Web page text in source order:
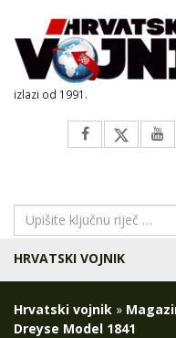
izlazi od 1991.
HRVATSKI VOJNIK
Hrvatski vojnik »
Dreyse Model 1841